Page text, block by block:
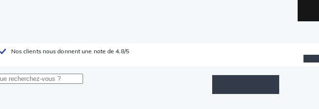
Nos clients nous donnent une note de 4.8/5